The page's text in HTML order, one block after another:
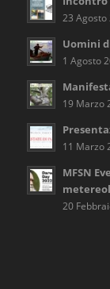
23 Agosto
Uomini
1 Agosto
19 Marzo
11 Marzo
MFSN
20